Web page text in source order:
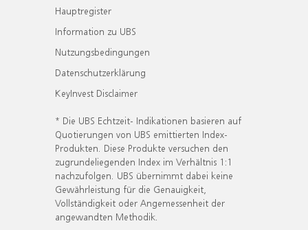
Hauptregister
Information zu UBS
Nutzungsbedingungen
Datenschutzerklärung
KeyInvest Disclaimer
* Die UBS Echtzeit- Indikationen basieren auf
Quotierungen von UBS emittierten Index-
Produkten. Diese Produkte versuchen den
zugrundeliegenden Index im Verhältnis 1:1
nachzufolgen. UBS übernimmt dabei keine
Gewährleistung für die Genauigkeit,
Vollständigkeit oder Angemessenheit der
angewandten Methodik.